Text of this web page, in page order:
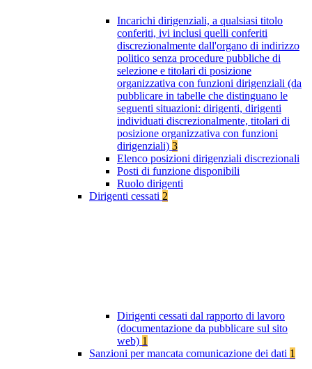
Incarichi dirigenziali, a qualsiasi titolo
conferiti, ivi inclusi quelli conferiti
discrezionalmente dall'organo di indirizzo
politico senza procedure pubbliche di
selezione e titolari di posizione
organizzativa con funzioni dirigenziali (da
pubblicare in tabelle che distinguano le
seguenti situazioni: dirigenti, dirigenti
individuati discrezionalmente, titolari di
posizione organizzativa con funzioni
dirigenziali) 3
Elenco posizioni dirigenziali discrezionali
Posti di funzione disponibili
Ruolo dirigenti
Dirigenti cessati 2
Dirigenti cessati dal rapporto di lavoro
(documentazione da pubblicare sul sito
web) 1
Sanzioni per mancata comunicazione dei dati 1